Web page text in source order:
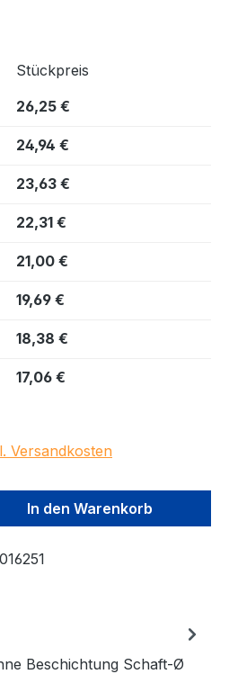
Stückpreis
26,25 €
24,94 €
23,63 €
22,31 €
21,00 €
19,69 €
18,38 €
17,06 €
Versandkosten
Gib den
In den Warenkorb
Beschichtung Schaft-Ø